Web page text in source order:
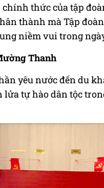
thức của tập
thành mà Tập
niềm vui trong
Thanh
yêu nước đến du
tự hào dân tộc